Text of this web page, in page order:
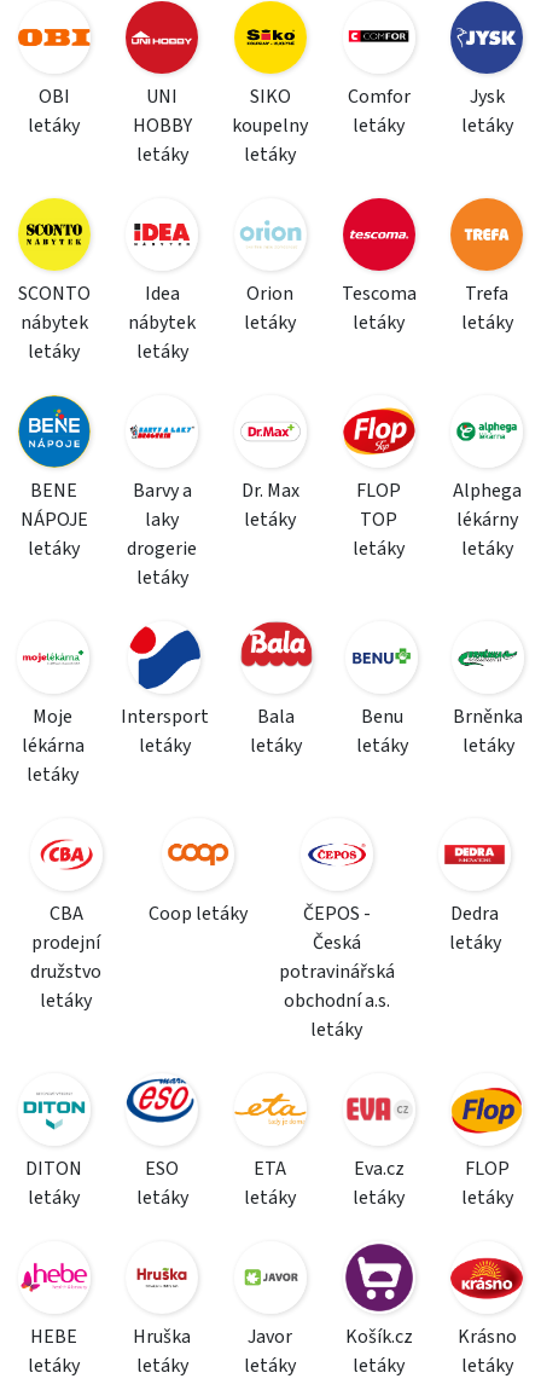
OBI
letáky
UNI
HOBBY
letáky
SIKO
koupelny
letáky
Comfor
letáky
Jysk
letáky
SCONTO
nábytek
letáky
Idea
nábytek
letáky
Orion
letáky
Tescoma
letáky
Trefa
letáky
BENE
NÁPOJE
letáky
Barvy a
laky
drogerie
letáky
Dr. Max
letáky
FLOP
TOP
letáky
Alphega
lékárny
letáky
Moje
lékárna
letáky
Intersport
letáky
Bala
letáky
Benu
letáky
Brněnka
letáky
CBA
prodejní
družstvo
letáky
Coop letáky
ČEPOS -
Česká
potravinářská
obchodní a.s.
letáky
Dedra
letáky
DITON
letáky
ESO
letáky
ETA
letáky
Eva.cz
letáky
FLOP
letáky
HEBE
letáky
Hruška
letáky
Javor
letáky
Košík.cz
letáky
Krásno
letáky